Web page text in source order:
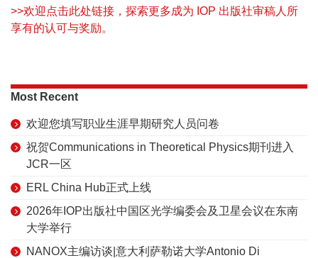
>>欢迎点击此处链接，探索更多成为 IOP 出版社审稿人所
享有的认可与奖励。
Most Recent
欢迎您填写职业生涯早期研究人员问卷
祝贺Communications in Theoretical Physics期刊进入
JCR一区
ERL China Hub正式上线
2026年IOP出版社中国区光学编委会及卫星会议在东南
大学举行
NANOX主编访谈|意大利萨勒诺大学Antonio Di